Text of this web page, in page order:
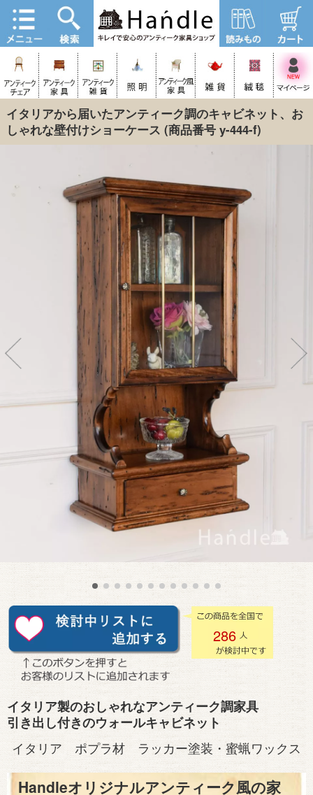
イタリアから届いたアンティーク調のキャビネット、お
しゃれな壁付けショーケース (商品番号 y-444-f)
286
イタリア製のおしゃれなアンティーク調家具
引き出し付きのウォールキャビネット
イタリア ポプラ材 ラッカー塗装・蜜蝋ワックス
Handleオリジナルアンティーク風の家